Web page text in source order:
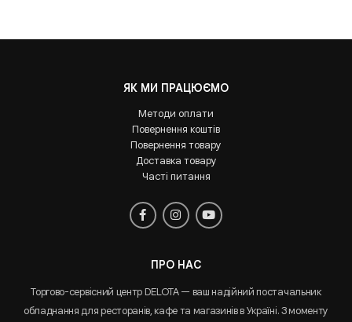
ЯК МИ ПРАЦЮЄМО
Методи оплати
Повернення коштів
Повернення товару
Доставка товару
Часті питання
ПРО НАС
Торгово-сервісний центр DELOTA — ваш надійний постачальник
обладнання для ресторанів, кафе та магазинів в Україні. З моменту